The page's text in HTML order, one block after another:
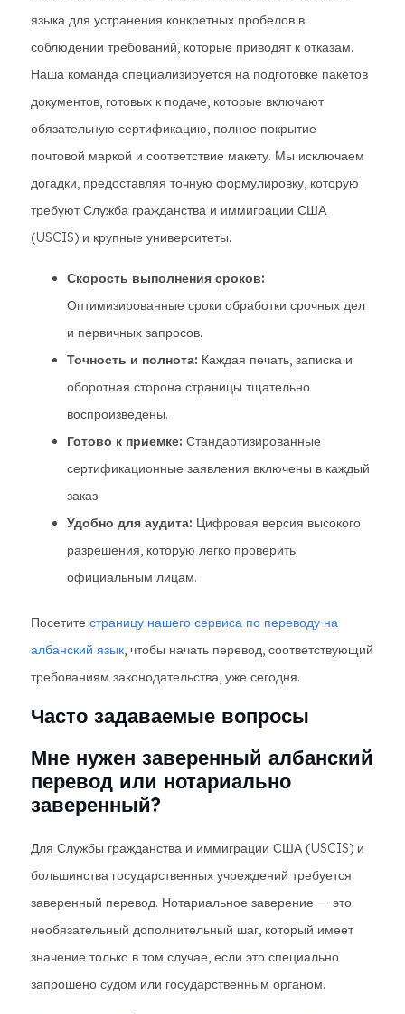
языка для устранения конкретных пробелов в
соблюдении требований, которые приводят к отказам.
Наша команда специализируется на подготовке пакетов
документов, готовых к подаче, которые включают
обязательную сертификацию, полное покрытие
почтовой маркой и соответствие макету. Мы исключаем
догадки, предоставляя точную формулировку, которую
требуют Служба гражданства и иммиграции США
(USCIS) и крупные университеты.
Скорость выполнения сроков:
Оптимизированные сроки обработки срочных дел
и первичных запросов.
Точность и полнота: Каждая печать, записка и
оборотная сторона страницы тщательно
воспроизведены.
Готово к приемке: Стандартизированные
сертификационные заявления включены в каждый
заказ.
Удобно для аудита: Цифровая версия высокого
разрешения, которую легко проверить
официальным лицам.
Посетите страницу нашего сервиса по переводу на
албанский язык, чтобы начать перевод, соответствующий
требованиям законодательства, уже сегодня.
Часто задаваемые вопросы
Мне нужен заверенный албанский
перевод или нотариально
заверенный?
Для Службы гражданства и иммиграции США (USCIS) и
большинства государственных учреждений требуется
заверенный перевод. Нотариальное заверение — это
необязательный дополнительный шаг, который имеет
значение только в том случае, если это специально
запрошено судом или государственным органом.